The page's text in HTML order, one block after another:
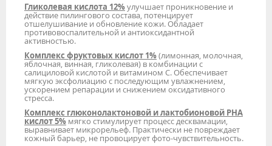
Гликолевая кислота 12%улучшает проникновение и
действие пилингового состава, потенцирует
отшелушивание и обновление кожи. Обладает
противовоспалительной и антиоксидантной
активностью.
Комплекс фруктовых кислот 1%(лимонная, молочная,
яблочная, винная, гликолевая) в комбинации с
салициловой кислотой и витамином С. Обеспечивает
мягкую эксфолиацию с последующим увлажнением,
ускорением репарации и снижением оксидативного
стресса.
Комплекс глюконолактоновой и лактобионовой РНА
кислот 5% мягко стимулирует процесс десквамации,
выравнивает микрорельеф. Практически не повреждает
кожный барьер, не провоцирует фото-чувствительность.